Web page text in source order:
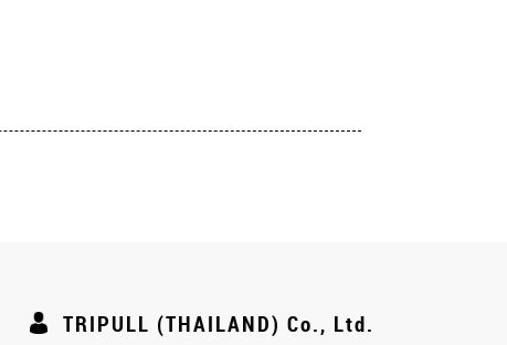
TRIPULL (THAILAND) Co., Ltd.